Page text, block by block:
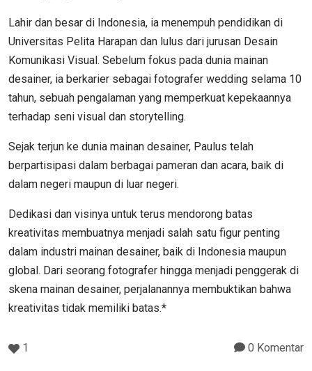
Lahir dan besar di Indonesia, ia menempuh pendidikan di
Universitas Pelita Harapan dan lulus dari jurusan Desain
Komunikasi Visual. Sebelum fokus pada dunia mainan
desainer, ia berkarier sebagai fotografer wedding selama 10
tahun, sebuah pengalaman yang memperkuat kepekaannya
terhadap seni visual dan storytelling.
Sejak terjun ke dunia mainan desainer, Paulus telah
berpartisipasi dalam berbagai pameran dan acara, baik di
dalam negeri maupun di luar negeri.
Dedikasi dan visinya untuk terus mendorong batas
kreativitas membuatnya menjadi salah satu figur penting
dalam industri mainan desainer, baik di Indonesia maupun
global. Dari seorang fotografer hingga menjadi penggerak di
skena mainan desainer, perjalanannya membuktikan bahwa
kreativitas tidak memiliki batas.*
1 0 Komentar